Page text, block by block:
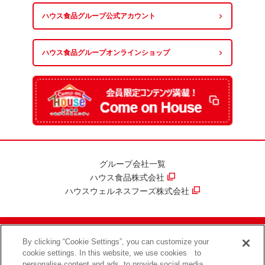
ハウス食品グループ公式アカウント
ハウス食品グループオンラインショップ
グループ会社一覧
ハウス食品株式会社
ハウスウェルネスフーズ株式会社
ハウス食品グループ情報セキュリティ方針
プライバシーポリシー
ソーシャルメディアポリシー
サイトのご利用について
By clicking “Cookie Settings”, you can customize your
cookie settings. In this website, we use cookies to